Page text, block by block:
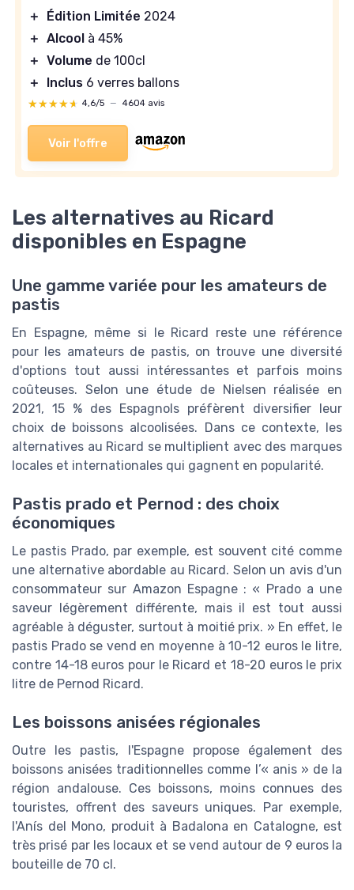
＋ Édition Limitée 2024
＋ Alcool à 45%
＋ Volume de 100cl
＋
Inclus 6 verres ballons
★★★★★
★★★★★ 4,6/5 — 4604 avis
Voir l'offre
Les alternatives au Ricard
disponibles en Espagne
Une gamme variée pour les amateurs de
pastis
En Espagne, même si le Ricard reste une référence
pour les amateurs de pastis, on trouve une diversité
d'options tout aussi intéressantes et parfois moins
coûteuses. Selon une étude de Nielsen réalisée en
2021, 15 % des Espagnols préfèrent diversifier leur
choix de boissons alcoolisées. Dans ce contexte, les
alternatives au Ricard se multiplient avec des marques
locales et internationales qui gagnent en popularité.
Pastis prado et Pernod : des choix
économiques
Le pastis Prado, par exemple, est souvent cité comme
une alternative abordable au Ricard. Selon un avis d'un
consommateur sur Amazon Espagne : « Prado a une
saveur légèrement différente, mais il est tout aussi
agréable à déguster, surtout à moitié prix. » En effet, le
pastis Prado se vend en moyenne à 10-12 euros le litre,
contre 14-18 euros pour le Ricard et 18-20 euros le prix
litre de Pernod Ricard.
Les boissons anisées régionales
Outre les pastis, l'Espagne propose également des
boissons anisées traditionnelles comme l’« anis » de la
région andalouse. Ces boissons, moins connues des
touristes, offrent des saveurs uniques. Par exemple,
l'Anís del Mono, produit à Badalona en Catalogne, est
très prisé par les locaux et se vend autour de 9 euros la
bouteille de 70 cl.